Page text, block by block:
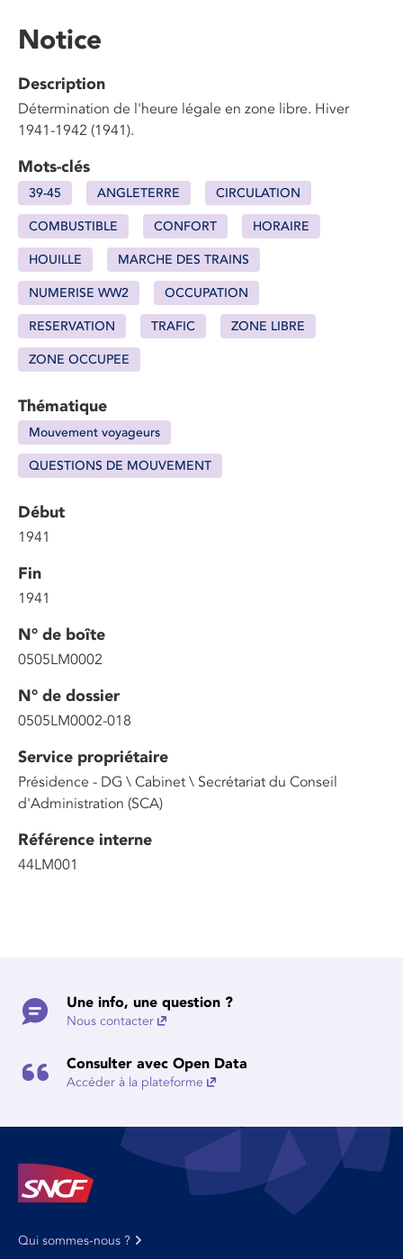
Notice
Description
Détermination de l'heure légale en zone libre. Hiver
1941-1942 (1941).
Mots-clés
39-45 ANGLETERRE CIRCULATION
COMBUSTIBLE CONFORT HORAIRE
HOUILLE MARCHE DES TRAINS
NUMERISE WW2 OCCUPATION
RESERVATION TRAFIC ZONE LIBRE
ZONE OCCUPEE
Thématique
Mouvement voyageurs
QUESTIONS DE MOUVEMENT
Début
1941
Fin
1941
N° de boîte
0505LM0002
N° de dossier
0505LM0002-018
Service propriétaire
Présidence - DG \ Cabinet \ Secrétariat du Conseil
d'Administration (SCA)
Référence interne
44LM001
Une info, une question ?
Nous contacter
Consulter avec Open Data
Accéder à la plateforme
Qui sommes-nous ?